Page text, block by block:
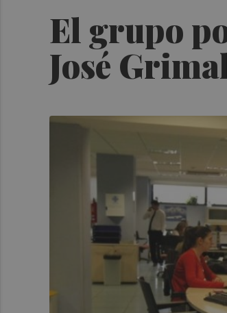
El grupo
José